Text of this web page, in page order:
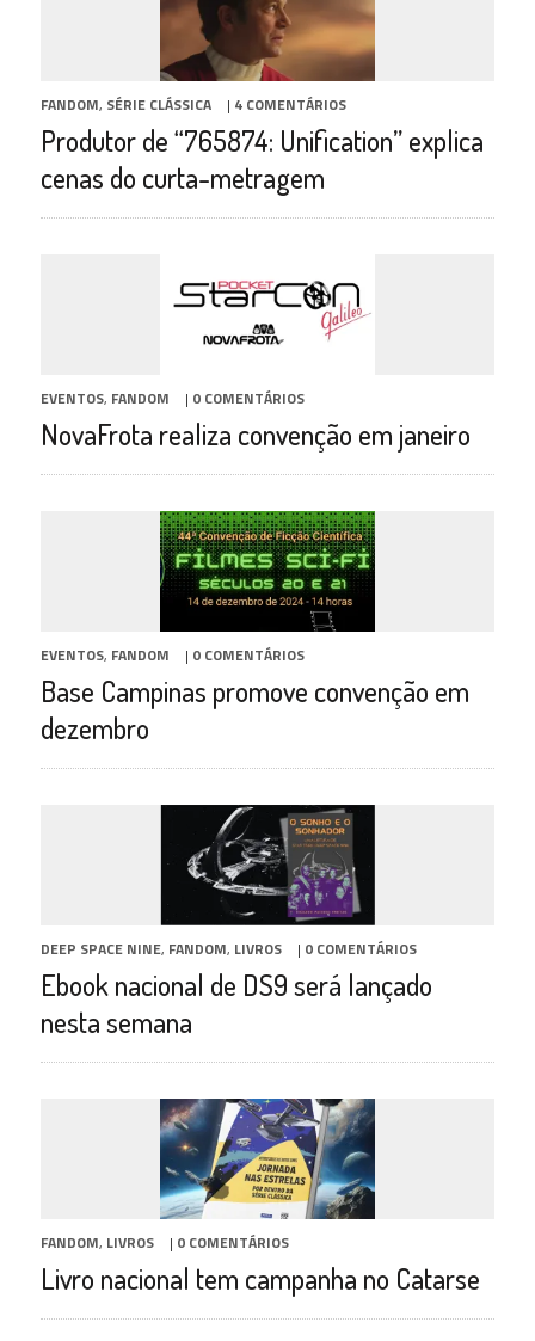
FANDOM, SÉRIE CLÁSSICA | 4 COMENTÁRIOS
Produtor de “765874: Unification” explica
cenas do curta-metragem
EVENTOS, FANDOM | 0 COMENTÁRIOS
NovaFrota realiza convenção em janeiro
EVENTOS, FANDOM | 0 COMENTÁRIOS
Base Campinas promove convenção em
dezembro
DEEP SPACE NINE, FANDOM, LIVROS | 0 COMENTÁRIOS
Ebook nacional de DS9 será lançado
nesta semana
FANDOM, LIVROS | 0 COMENTÁRIOS
Livro nacional tem campanha no Catarse